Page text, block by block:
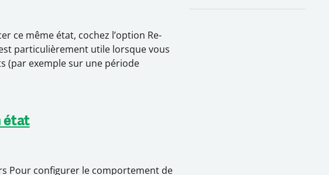
ce même état, cochez l’option Re-
particulièrement utile lorsque vous
(par exemple sur une période
état
Pour configurer le comportement de